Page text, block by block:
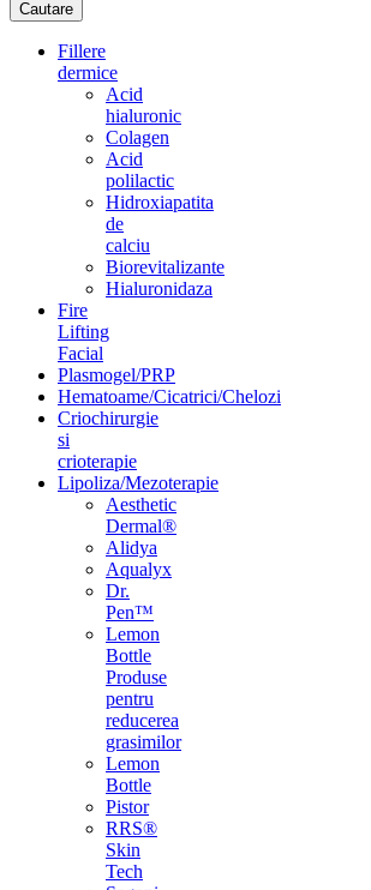
Fillere
dermice
Acid
hialuronic
Colagen
Acid
polilactic
Hidroxiapatita
de
calciu
Biorevitalizante
Hialuronidaza
Fire
Lifting
Facial
Plasmogel/PRP
Hematoame/Cicatrici/Chelozi
Criochirurgie
si
crioterapie
Lipoliza/Mezoterapie
Aesthetic
Dermal®
Alidya
Aqualyx
Dr.
Pen™
Lemon
Bottle
Produse
pentru
reducerea
grasimilor
Lemon
Bottle
Pistor
RRS®
Skin
Tech